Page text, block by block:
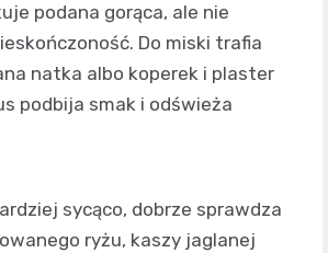
podana gorąca, ale nie
Do miski trafia
natka albo koperek i plaster
podbija smak i odświeża
sycąco, dobrze sprawdza
ryżu, kaszy jaglanej